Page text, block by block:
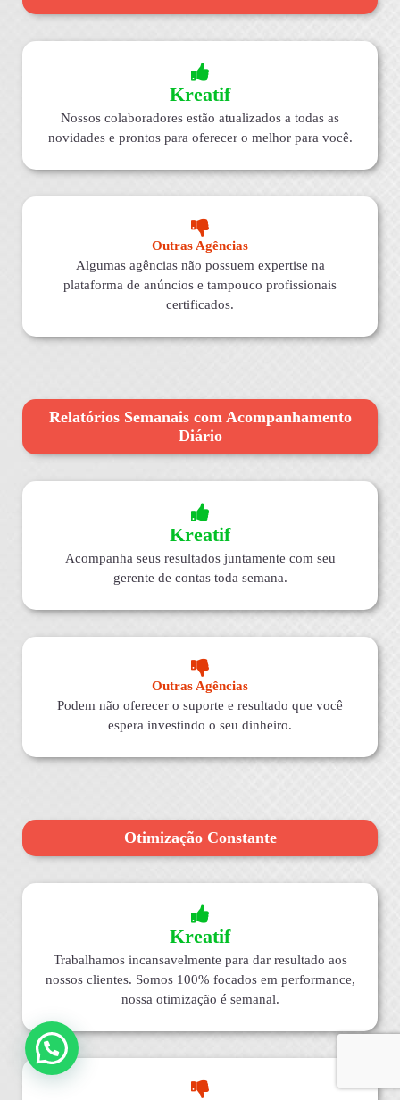
Kreatif
Nossos colaboradores estão atualizados a todas as
novidades e prontos para oferecer o melhor para você.
Outras Agências
Algumas agências não possuem expertise na
plataforma de anúncios e tampouco profissionais
certificados.
Relatórios Semanais com Acompanhamento
Diário
Kreatif
Acompanha seus resultados juntamente com seu
gerente de contas toda semana.
Outras Agências
Podem não oferecer o suporte e resultado que você
espera investindo o seu dinheiro.
Otimização Constante
Kreatif
Trabalhamos incansavelmente para dar resultado aos
nossos clientes. Somos 100% focados em performance,
nossa otimização é semanal.